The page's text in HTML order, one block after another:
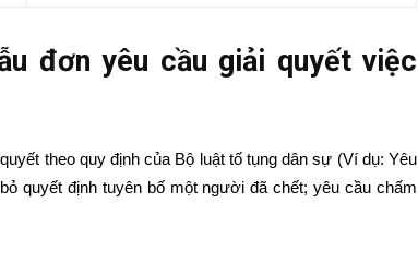
đơn yêu cầu giải quyết việc
theo quy định của Bộ luật tố tụng dân sự (Ví dụ: Yêu
quyết định tuyên bố một người đã chết; yêu cầu chấm